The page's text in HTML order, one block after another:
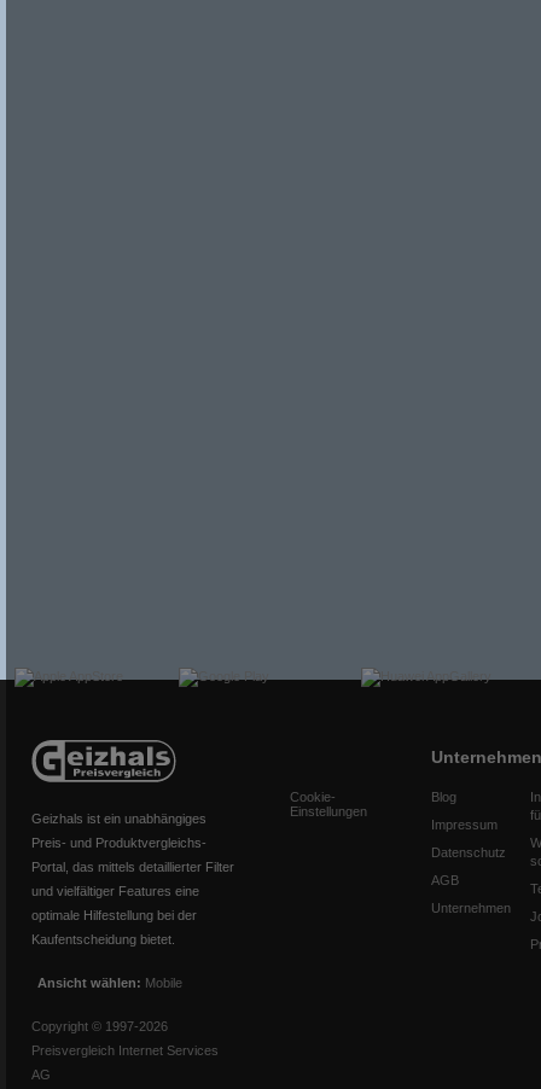
Geizhals ist ein unabhängiges
Preis- und Produktvergleichs-
Portal, das mittels detaillierter Filter
und vielfältiger Features eine
optimale Hilfestellung bei der
Kaufentscheidung bietet.
Ansicht wählen: Mobile
Copyright © 1997-2026
Preisvergleich Internet Services
AG
Cookie-
Einstellungen
Unternehmen
Blog
Impressum
Datenschutz
AGB
Unternehmen